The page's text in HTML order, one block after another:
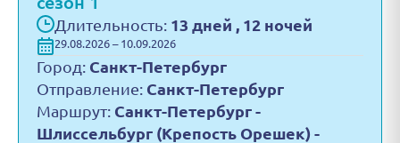
Длительность: 13 дней , 12 ночей
29.08.2026 – 10.09.2026
Город: Санкт-Петербург
Отправление: Санкт-Петербург
Маршрут: Санкт-Петербург -
Шлиссельбург (Крепость Орешек) -